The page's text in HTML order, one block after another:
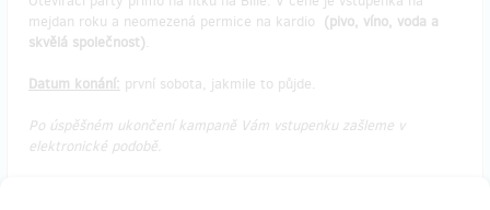
mejdan roku a neomezená permice na kardio (pivo, víno, voda a
skvělá společnost).
Datum konání: první sobota, jakmile to půjde.
Po úspěšném ukončení kampaně Vám vstupenku zašleme v
elektronické podobě.